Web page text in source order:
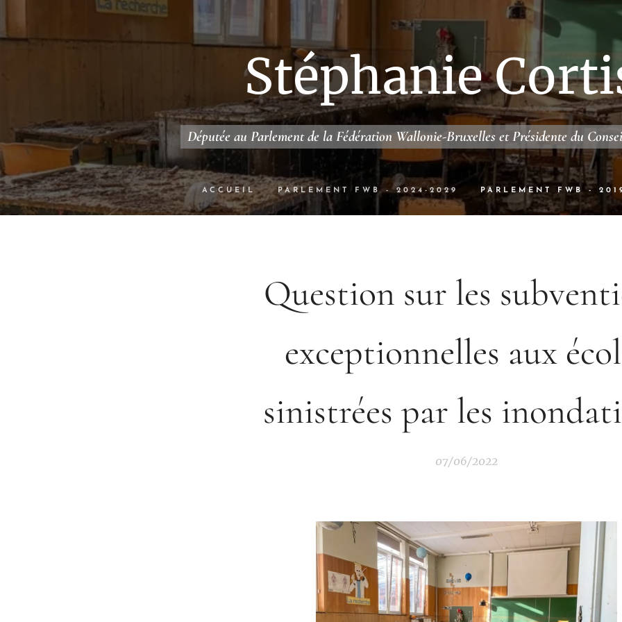
Stéphanie
Députée au Parlement de la Fédération Wallonie-Bruxelles et Présidente du
ACCUEIL PARLEMENT FWB - 2024-2029 PARLEMENT FWB -
Question sur les
exceptionnelles aux
sinistrées par les
07/06/2022